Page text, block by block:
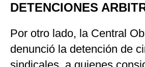
DETENCIONES
Por otro lado, la Central
denunció la detención de